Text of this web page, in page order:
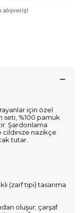
için özel
seti, %100 pamuk
Şardonlama
cildinize nazikçe
tutar.
(zarf tipi) tasarıma
oluşur; çarşaf